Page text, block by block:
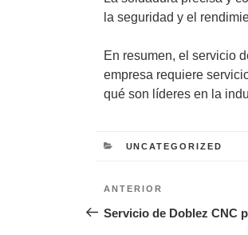
la seguridad y el
En resumen, el servicio
empresa requiere
qué son líderes en la
CATEGORÍAS
UNCATEGORIZED
Navegación
de
Entrada
anterior:
ANTERIOR
Servicio de Doblez CNC